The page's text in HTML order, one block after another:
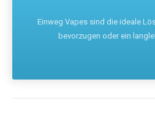
Einweg Vapes sind die ideale
bevorzugen oder ein